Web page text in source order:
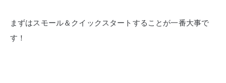
まずはスモール＆クイックスタートすることが一番大事で
す！